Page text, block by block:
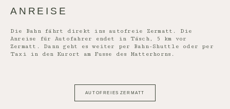
ANREISE
Die Bahn fährt direkt ins autofreie Zermatt. Die
Anreise für Autofahrer endet in Täsch, 5 km vor
Zermatt. Dann geht es weiter per Bahn-Shuttle oder per
Taxi in den Kurort am Fusse des Matterhorns.
AUTOFREIES ZERMATT